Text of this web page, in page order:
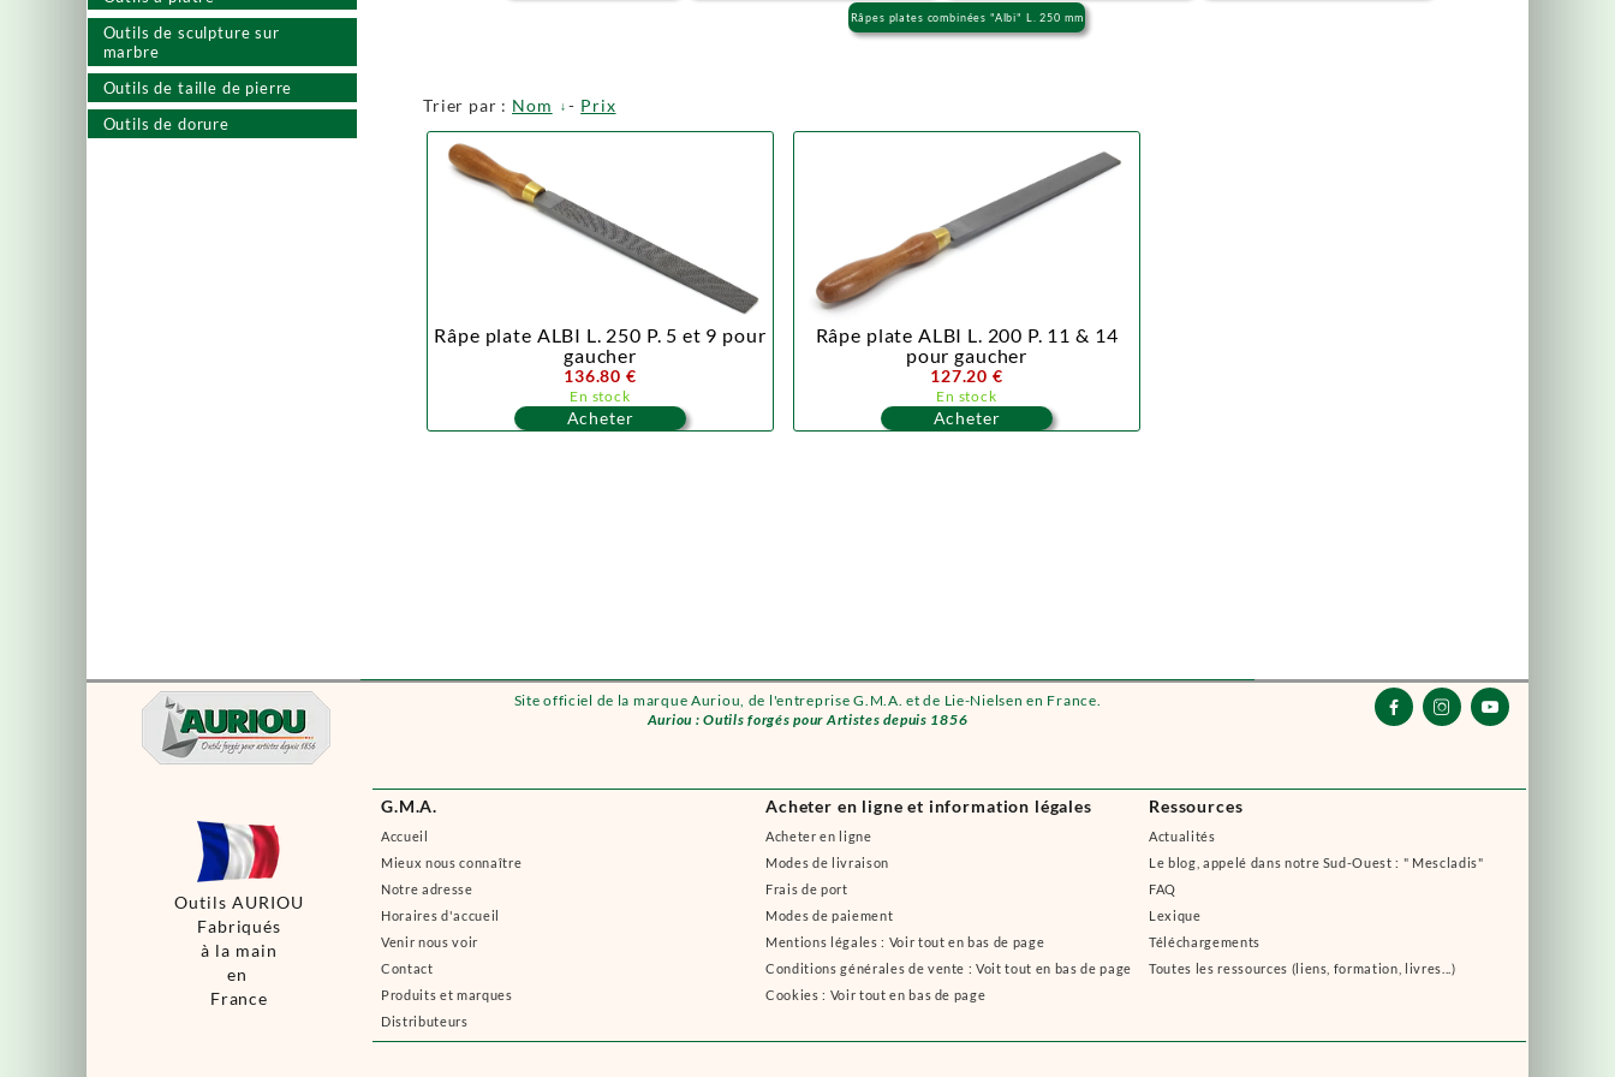
Site officiel de la marque Auriou, de l'entreprise G.M.A. et de Lie-Nielsen en France.
Auriou : Outils forgés pour Artistes depuis 1856
Outils de sculpture sur
marbre
Outils de taille de pierre
Outils de dorure
G.M.A.
Accueil
Mieux nous connaître
Notre adresse
Horaires d'accueil
Venir nous voir
Contact
Produits et marques
Distributeurs
Acheter en ligne et information légales
Acheter en ligne
Modes de livraison
Frais de port
Modes de paiement
Mentions légales : Voir tout en bas de page
Conditions générales de vente : Voit tout en bas de page
Cookies : Voir tout en bas de page
Ressources
Actualités
Le blog, appelé dans notre Sud-Ouest : " Mescladis"
FAQ
Lexique
Téléchargements
Toutes les ressources (liens, formation, livres...)
  
Outils AURIOU
Fabriqués
à la main
en
France
Râpes plates combinées "Albi" L. 250 mm
Trier par : Nom - Prix
Râpe plate ALBI L. 250 P. 5 et 9 pour
gaucher
136.80 €
En stock
Acheter
Râpe plate ALBI L. 200 P. 11 & 14
pour gaucher
127.20 €
En stock
Acheter